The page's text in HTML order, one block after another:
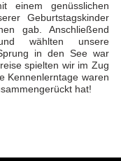
einem genüsslichen
Geburtstagskinder
gab. Anschließend
wählten unsere
in den See war
spielten wir im Zug
Kennenlerntage waren
hat!